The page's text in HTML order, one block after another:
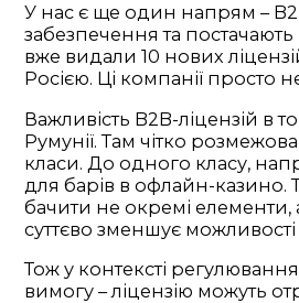
У нас є ще один напрям –
забезпечення та
вже видали 10 нових
Росією. Ці компанії просто
Важливість B2B-ліцензій в
Румунії. Там чітко
класи. До одного класу,
для барів в офлайн-казино.
бачити не окремі елементи,
суттєво зменшує
Тож у контексті
вимогу – ліцензію можуть